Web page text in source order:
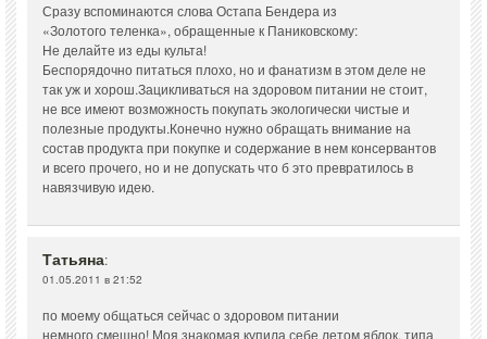
Сразу вспоминаются слова Остапа Бендера из
«Золотого теленка», обращенные к Паниковскому:
Не делайте из еды культа!
Беспорядочно питаться плохо, но и фанатизм в этом деле не
так уж и хорош.Зацикливаться на здоровом питании не стоит,
не все имеют возможность покупать экологически чистые и
полезные продукты.Конечно нужно обращать внимание на
состав продукта при покупке и содержание в нем консервантов
и всего прочего, но и не допускать что б это превратилось в
навязчивую идею.
Татьяна:
01.05.2011 в 21:52
по моему общаться сейчас о здоровом питании
немного смешно! Моя знакомая купила себе летом яблок, типа